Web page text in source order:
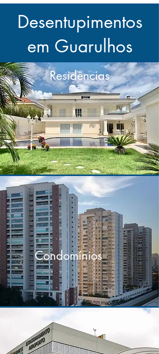
Desentupimentos
em Guarulhos
Residências
Condomínios